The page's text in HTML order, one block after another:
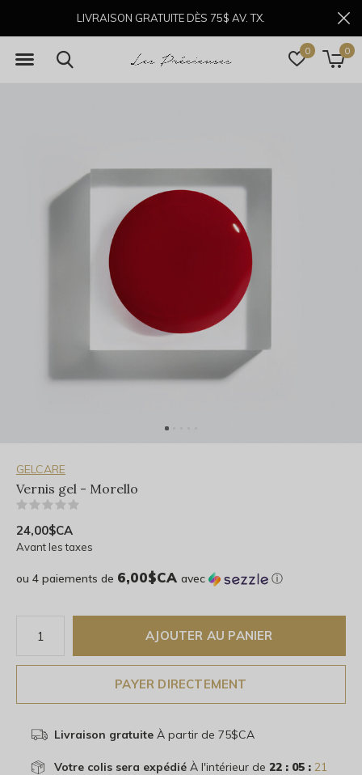
0 0
LIVRAISON GRATUITE DÈS 75$ AV. TX.
GELCARE
Vernis gel - Morello
24,00$CA
Avant les taxes
ou 4 paiements de 6,00$CA avec ⓘ
AJOUTER AU PANIER
PAYER DIRECTEMENT
Livraison gratuiteÀ partir de 75$CA
Votre colis sera expédiéÀ l'intérieur de 22 : 05 : 21